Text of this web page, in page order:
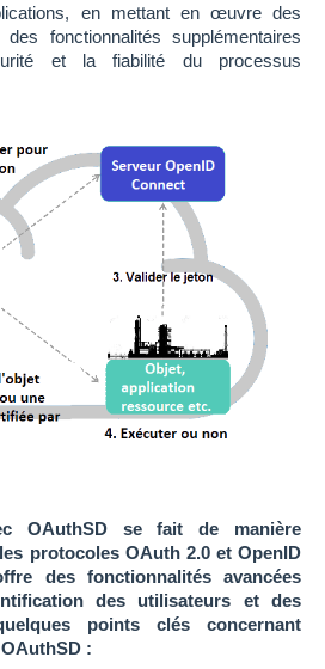
en mettant en œuvre des
fonctionnalités supplémentaires
et la fiabilité du processus
OAuthSD se fait de manière
protocoles OAuth 2.0 et OpenID
des fonctionnalités avancées
des utilisateurs et des
points clés concernant
: